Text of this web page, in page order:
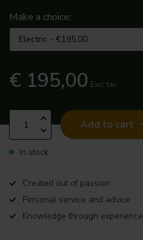
Make a choice:
€ 195,00 Excl. tax
Add to cart
In stock
Created out of passion
Personal service and advice
Knowledge through experience